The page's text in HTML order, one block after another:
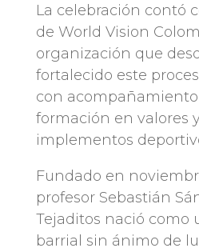
La celebración contó
de World Vision
organización que
fortalecido este
con acompañamiento
formación en valores
implementos
Fundado en
profesor Sebastián
Tejaditos nació como
barrial sin ánimo de